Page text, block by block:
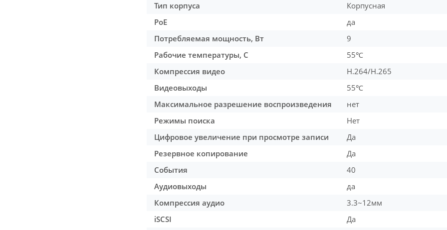
Тип корпуса
Корпусная
PoE
да
Потребляемая мощность, Вт
9
Рабочие температуры, С
55℃
Компрессия видео
H.264/H.265
Видеовыходы
55℃
Максимальное разрешение воспроизведения
нет
Режимы поиска
Нет
Цифровое увеличение при просмотре записи
Да
Резервное копирование
Да
События
40
Аудиовыходы
да
Компрессия аудио
3.3~12мм
iSCSI
Да